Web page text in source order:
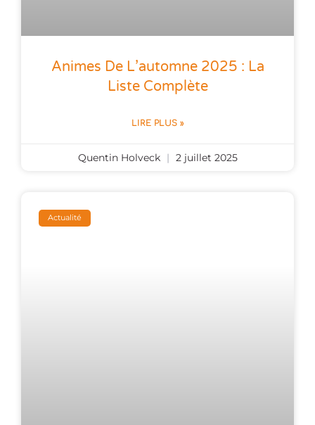
Animes De L’automne 2025 : La
Liste Complète
LIRE PLUS »
Quentin Holveck 2 juillet 2025
Actualité